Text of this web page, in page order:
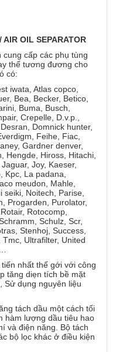
OIL SEPARATOR
cung cấp các phụ tùng
thế tương đương cho
có:
iwata, Atlas copco,
Bea, Becker, Betico,
Buma, Busch,
Crepelle, D.v.p.,
Domnick hunter,
Feihe, Fiac,
Gardner denver,
Hengde, Hiross, Hitachi,
Joy, Kaeser,
Kpc, La padana,
meudon, Mahle,
seiki, Noitech, Parise,
Progarden, Purolator,
Rotocomp,
Schulz, Scr,
Stenhoj, Success,
Ultrafilter, United
nhất thế gới với công
tăng diẹn tích bề mặt
Sử dụng nguyên liệu
tách dầu một cách tối
hàm lượng dầu tiêu hao
và điện năng. Bộ tách
bộ lọc khác ở điều kiện